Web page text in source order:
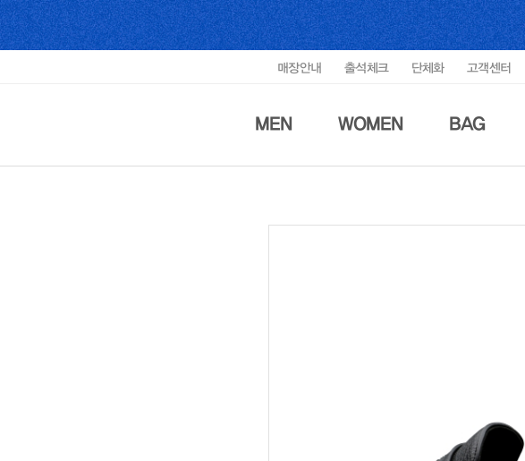
매장안내 출석체크 단체화 고객센터
MEN WOMEN BAG